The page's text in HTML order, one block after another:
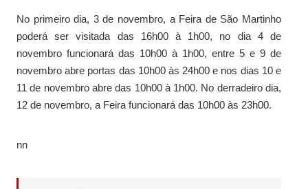
No primeiro dia, 3 de novembro, a Feira de São Martinho
poderá ser visitada das 16h00 à 1h00, no dia 4 de
novembro funcionará das 10h00 à 1h00, entre 5 e 9 de
novembro abre portas das 10h00 às 24h00 e nos dias 10 e
11 de novembro abre das 10h00 à 1h00. No derradeiro dia,
12 de novembro, a Feira funcionará das 10h00 às 23h00.
nn